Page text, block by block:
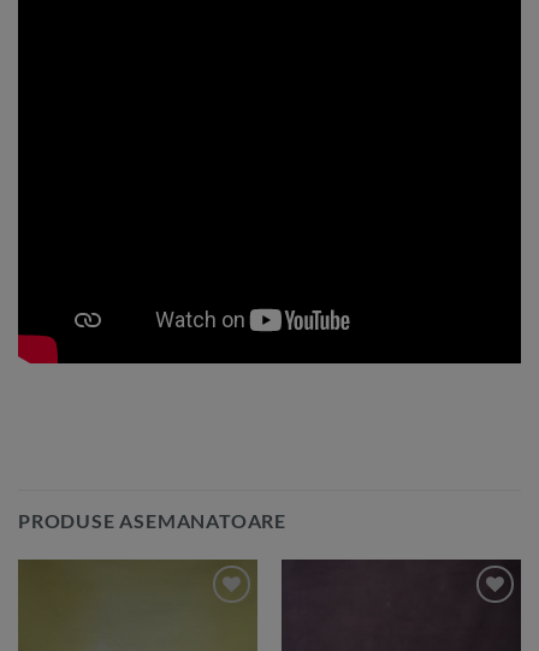
PRODUSE ASEMANATOARE